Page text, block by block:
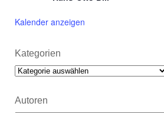
Kalender anzeigen
Kategorien
Kategorien
Autoren